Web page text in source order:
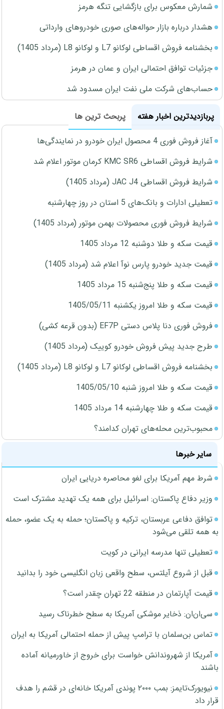
شمارش معکوس برای بازگشایی تنگه هرمز
هشدار درباره بازار حواله‌های صوری خودروهای وارداتی
بخشنامه فروش اقساطی لوکانو L7 و لوکانو L8 (مرداد 1405)
جزئیات توافق احتمالی ایران و عمان در هرمز
حساب‌های شرکت ملی نفت ایران مسدود شد
پربازدیدترین اخبار هفته
پربحث ترین ها
آغاز فروش فوری 4 محصول ایران خودرو در نمایندگی‌ها
شرایط فروش اقساطی KMC SR6 کرمان موتور اعلام شد
شرایط فروش اقساطی JAC J4 (مرداد 1405)
تعطیلی ادارات و بانک‌های 5 استان در روز چهارشنبه
شرایط فروش فوری محصولات بهمن موتور (مرداد 1405)
قیمت سکه و طلا دوشنبه 12 مرداد 1405
قیمت جدید خودرو پارس نوآ اعلام شد (مرداد 1405)
قیمت سکه و طلا پنج‌شنبه 15 مرداد 1405
قیمت سکه و طلا امروز یکشنبه 1405/05/11
فروش فوری دنا پلاس دستی EF7P (بدون قرعه کشی)
طرح جدید پیش فروش خودرو کوییک (مرداد 1405)
بخشنامه فروش اقساطی لوکانو L7 و لوکانو L8 (مرداد 1405)
قیمت سکه و طلا امروز شنبه 1405/05/10
قیمت سکه و طلا چهارشنبه 14 مرداد 1405
محبوب‌ترین محله‌های تهران کدامند؟
سایر خبرها
شرط مهم آمریکا برای لغو محاصره دریایی ایران
وزیر دفاع پاکستان: اسرائیل برای همه یک تهدید مشترک است
توافق دفاعی عربستان، ترکیه و پاکستان؛ حمله به یک عضو، حمله
به همه تلقی می‌شود
تعطیلی تنها مدرسه ایرانی در کویت
قبل از شروع آیلتس، سطح واقعی زبان انگلیسی خود را بدانید
قیمت آپارتمان در منطقه 22 تهران چقدر است؟
سی‌ان‌ان: ذخایر موشکی آمریکا به سطح خطرناک رسید
تماس بن‌سلمان با ترامپ پیش از حمله احتمالی آمریکا به ایران
آمریکا از شهروندانش خواست برای خروج از خاورمیانه آماده
باشند
نیویورک‌تایمز: بمب ۲۰۰۰ پوندی آمریکا خانه‌ای در قشم را هدف
قرار داد